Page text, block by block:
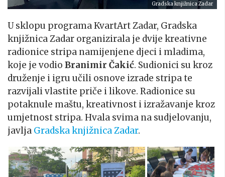
Gradska knjižnica Zadar
U sklopu programa KvartArt Zadar, Gradska
knjižnica Zadar organizirala je dvije kreativne
radionice stripa namijenjene djeci i mladima,
koje je vodio Branimir Čakić. Sudionici su kroz
druženje i igru učili osnove izrade stripa te
razvijali vlastite priče i likove. Radionice su
potaknule maštu, kreativnost i izražavanje kroz
umjetnost stripa. Hvala svima na sudjelovanju,
javlja Gradska knjižnica Zadar.